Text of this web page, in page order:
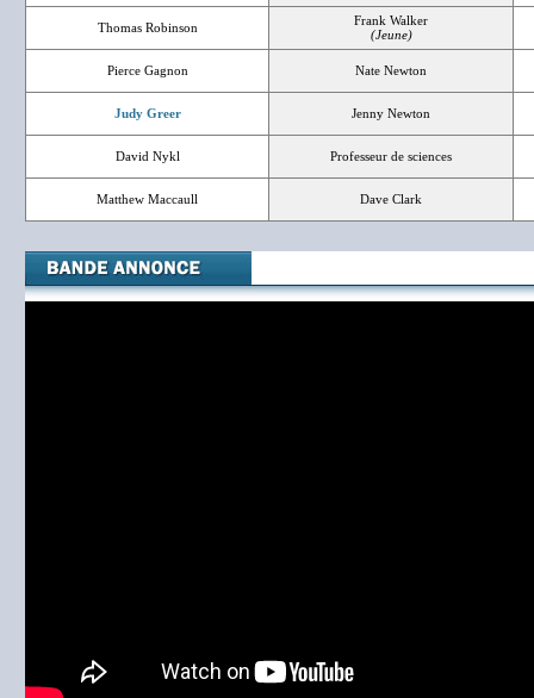
Thomas Robinson
Frank Walker
(Jeune)
Pierce Gagnon Nate Newton
Judy Greer Jenny Newton
David Nykl Professeur de sciences
Matthew Maccaull Dave Clark